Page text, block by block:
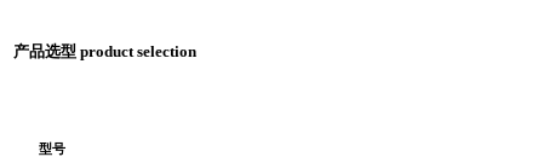
产品选型 product selection
型号